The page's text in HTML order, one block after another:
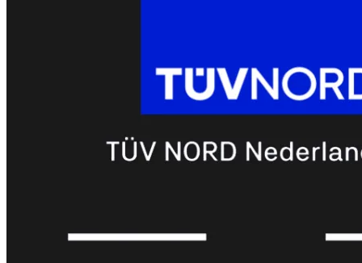
FortiGate
Wi-
31GFortiWiFi